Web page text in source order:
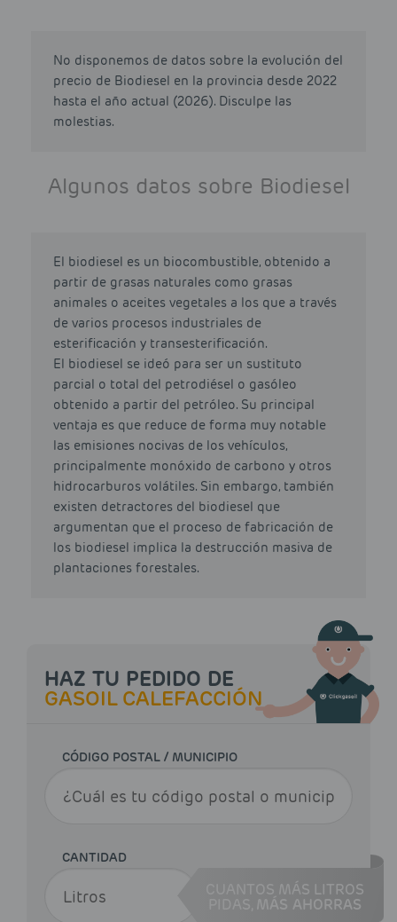
No disponemos de datos sobre la evolución del
precio de Biodiesel en la provincia desde 2022
hasta el año actual (2026). Disculpe las
molestias.
Algunos datos sobre Biodiesel
El biodiesel es un biocombustible, obtenido a
partir de grasas naturales como grasas
animales o aceites vegetales a los que a través
de varios procesos industriales de
esterificación y transesterificación.
El biodiesel se ideó para ser un sustituto
parcial o total del petrodiésel o gasóleo
obtenido a partir del petróleo. Su principal
ventaja es que reduce de forma muy notable
las emisiones nocivas de los vehículos,
principalmente monóxido de carbono y otros
hidrocarburos volátiles. Sin embargo, también
existen detractores del biodiesel que
argumentan que el proceso de fabricación de
los biodiesel implica la destrucción masiva de
plantaciones forestales.
HAZ TU PEDIDO DE
GASOIL CALEFACCIÓN
CÓDIGO POSTAL / MUNICIPIO
CANTIDAD
CUANTOS MÁS LITROS
MÁS AHORRAS